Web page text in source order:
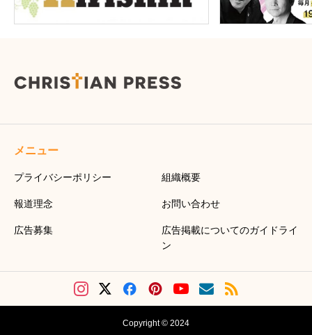
メニュー
プライバシーポリシー 組織概要
報道理念 お問い合わせ
広告募集
広告掲載についてのガイドライ
ン
Copyright © 2024